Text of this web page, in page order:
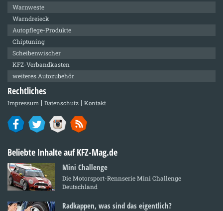
Warnweste
Warndreieck
Autopflege-Produkte
Chiptuning
Scheibenwischer
KFZ-Verbandkasten
weiteres Autozubehör
Rechtliches
Impressum Datenschutz Kontakt
Beliebte Inhalte auf KFZ-Mag.de
Mini Challenge
Die Motorsport-Rennserie Mini Challenge
Deutschland
Radkappen, was sind das eigentlich?